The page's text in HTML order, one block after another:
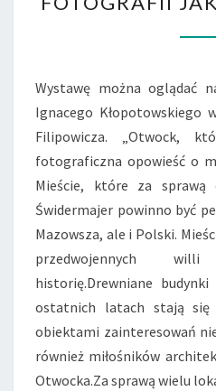
–
Wystawę można oglądać
Ignacego Kłopotowskiego
Filipowicza. „Otwock,
fotograficzna opowieść o
Mieście, które za sprawą
Świdermajer powinno być
Mazowsza, ale i Polski.
przedwojennych
historię.Drewniane
ostatnich latach stają się
obiektami zainteresowań
również miłośników
Otwocka.Za sprawą wielu